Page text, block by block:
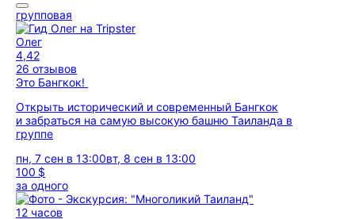
групповая
Олег
4,42
26 отзывов
Это Бангкок!
Открыть исторический и современный Бангкок
и забраться на самую высокую башню Таиланда в
группе
пн, 7 сен в 13:00вт, 8 сен в 13:00
100 $
за одного
12 часов